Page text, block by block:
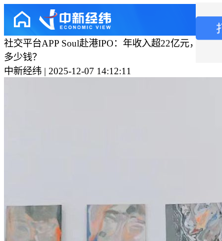
社交平台APP Soul赴港IPO：年收入超22亿元，情绪
多少钱？
中新经纬 | 2025-12-07 14:12:11